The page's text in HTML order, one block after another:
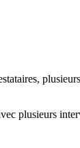
plusieurs